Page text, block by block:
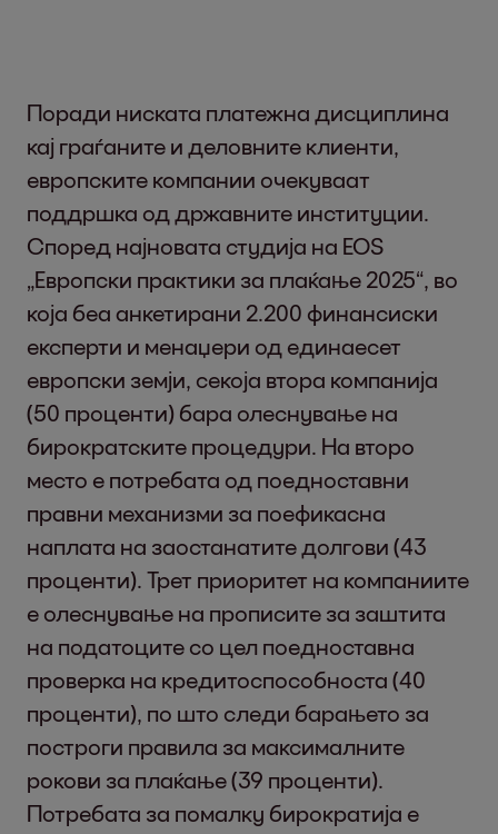
Поради ниската платежна дисциплина
кај граѓаните и деловните клиенти,
европските компании очекуваат
поддршка од државните институции.
Според најновата студија на EOS
„Европски практики за плаќање 2025“, во
која беа анкетирани 2.200 финансиски
експерти и менаџери од единаесет
европски земји, секоја втора компанија
(50 проценти) бара олеснување на
бирократските процедури. На второ
место е потребата од поедноставни
правни механизми за поефикасна
наплата на заостанатите долгови (43
проценти). Трет приоритет на компаниите
е олеснување на прописите за заштита
на податоците со цел поедноставна
проверка на кредитоспособноста (40
проценти), по што следи барањето за
построги правила за максималните
рокови за плаќање (39 проценти).
Потребата за помалку бирократија е